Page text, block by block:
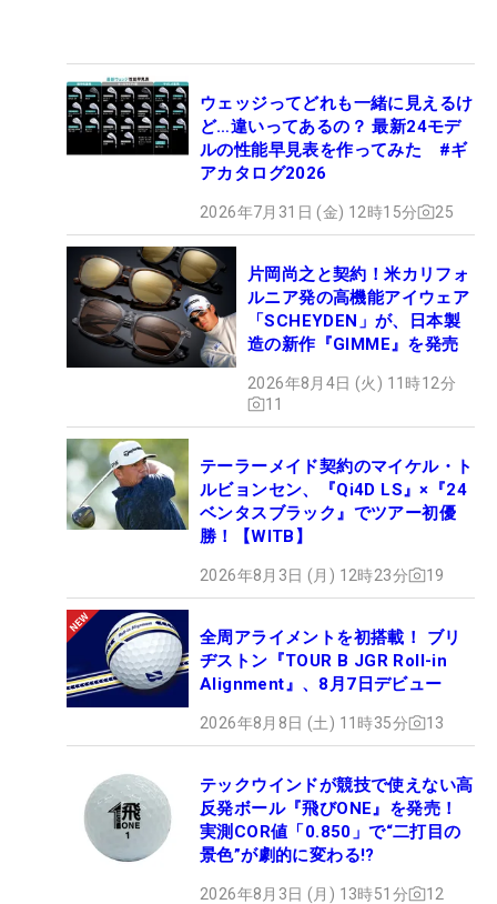
ウェッジってどれも一緒に見えるけ
ど…違いってあるの？ 最新24モデ
ルの性能早見表を作ってみた #ギ
アカタログ2026
2026年7月31日 (金) 12時15分 25
片岡尚之と契約！米カリフォ
ルニア発の高機能アイウェア
「SCHEYDEN」が、日本製
造の新作『GIMME』を発売
2026年8月4日 (火) 11時12分
11
テーラーメイド契約のマイケル・ト
ルビョンセン、『Qi4D LS』×『24
ベンタスブラック』でツアー初優
勝！【WITB】
2026年8月3日 (月) 12時23分 19
全周アライメントを初搭載！ ブリ
ヂストン『TOUR B JGR Roll-in
Alignment』、8月7日デビュー
2026年8月8日 (土) 11時35分 13
テックウインドが競技で使えない高
反発ボール『飛びONE』を発売！
実測COR値「0.850」で“二打目の
景色”が劇的に変わる!?
2026年8月3日 (月) 13時51分 12